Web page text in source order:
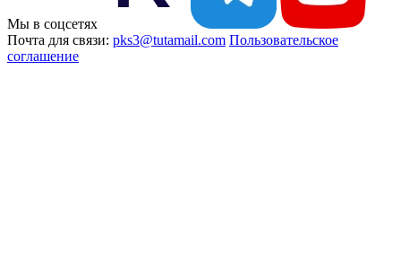
Мы в соцсетях
Почта для связи: pks3@tutamail.com Пользовательское
соглашение